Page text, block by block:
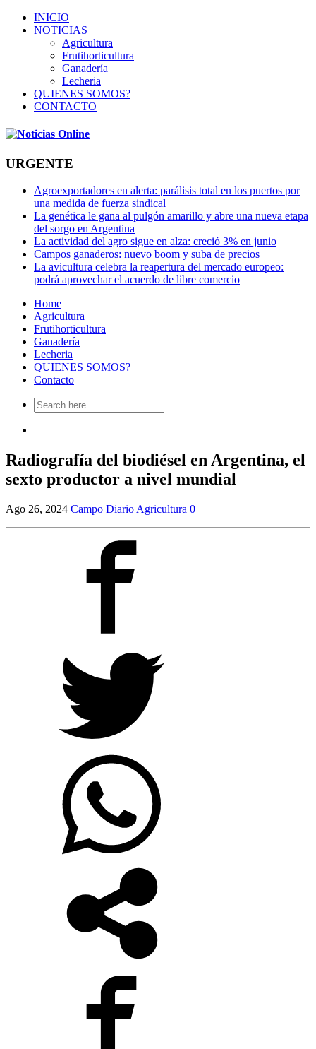
INICIO
NOTICIAS
Agricultura
Frutihorticultura
Ganadería
Lecheria
QUIENES SOMOS?
CONTACTO
URGENTE
Agroexportadores en alerta: parálisis total en los puertos por
una medida de fuerza sindical
La genética le gana al pulgón amarillo y abre una nueva etapa
del sorgo en Argentina
La actividad del agro sigue en alza: creció 3% en junio
Campos ganaderos: nuevo boom y suba de precios
La avicultura celebra la reapertura del mercado europeo:
podrá aprovechar el acuerdo de libre comercio
Home
Agricultura
Frutihorticultura
Ganadería
Lecheria
QUIENES SOMOS?
Contacto
Search
for:
Radiografía del biodiésel en Argentina, el
sexto productor a nivel mundial
Ago 26, 2024 Campo Diario Agricultura 0